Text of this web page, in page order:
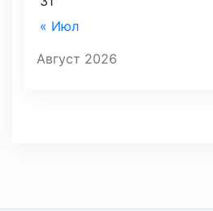
Август 2026
« Июл